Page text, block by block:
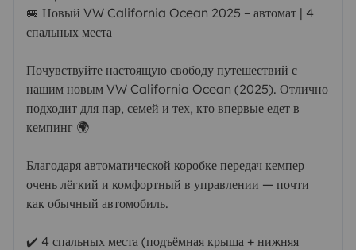
🚐 Новый VW California Ocean 2025 – автомат | 4
спальных места
Почувствуйте настоящую свободу путешествий с
нашим новым VW California Ocean (2025). Отлично
подходит для пар, семей и тех, кто впервые едет в
кемпинг 🌍
Благодаря автоматической коробке передач кемпер
очень лёгкий и комфортный в управлении — почти
как обычный автомобиль.
✔️ 4 спальных места (подъёмная крыша + нижняя